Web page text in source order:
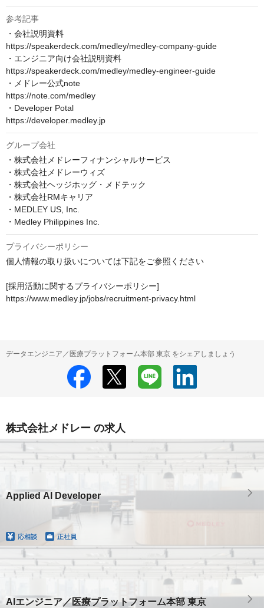
参考記事
・会社説明資料
https://speakerdeck.com/medley/medley-company-guide
・エンジニア向け会社説明資料
https://speakerdeck.com/medley/medley-engineer-guide
・メドレー公式note
https://note.com/medley
・Developer Potal
https://developer.medley.jp
グループ会社
・株式会社メドレーフィナンシャルサービス
・株式会社メドレーウィズ
・株式会社ヘッジホッグ・メドテック
・株式会社RMキャリア
・MEDLEY US, Inc.
・Medley Philippines Inc.
プライバシーポリシー
個人情報の取り扱いについては下記をご参照ください
[採用活動に関するプライバシーポリシー]
https://www.medley.jp/jobs/recruitment-privacy.html
データエンジニア／医療プラットフォーム本部 東京 をシェアしましょう
株式会社メドレー の求人
Applied AI Developer
応相談 正社員
AIエンジニア／医療プラットフォーム本部 東京